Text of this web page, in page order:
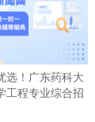
选！广东药科大
工程专业综合招